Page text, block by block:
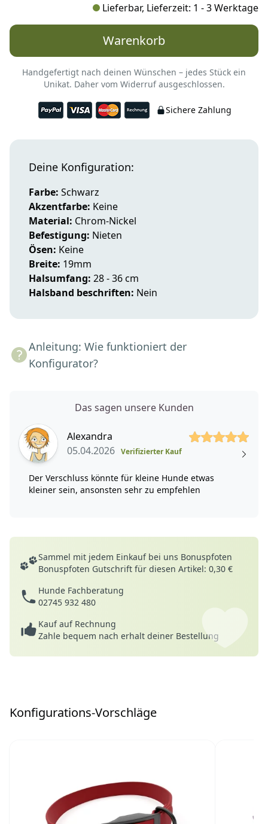
Anleitung: Wie funktioniert der
Konfigurator?
Das sagen unsere Kunden
Alexandra
05.04.2026 Verifizierter Kauf
5 von 5 Sterne
Der Verschluss könnte für kleine Hunde etwas
kleiner sein, ansonsten sehr zu empfehlen
Deine Vorteile
Sammel mit jedem Einkauf bei uns Bonuspfoten
Bonuspfoten Gutschrift für diesen Artikel: 0,30 €
Hunde Fachberatung
02745 932 480
Kauf auf Rechnung
Zahle bequem nach erhalt deiner Bestellung
Deine Konfiguration:
Farbe: Schwarz
Akzentfarbe: Keine
Material: Chrom-Nickel
Befestigung: Nieten
Ösen: Keine
Breite: 19mm
Halsumfang: 28 - 36 cm
Halsband beschriften: Nein
Lieferbar, Lieferzeit: 1 - 3 Werktage
Warenkorb
Handgefertigt nach deinen Wünschen – jedes Stück ein
Unikat. Daher vom Widerruf ausgeschlossen.
Sichere Zahlung
Konfigurations-Vorschläge